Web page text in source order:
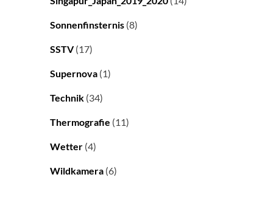
Sonnenfinsternis (8)
SSTV(17)
Supernova (1)
Technik (34)
Thermografie (11)
Wetter (4)
Wildkamera (6)